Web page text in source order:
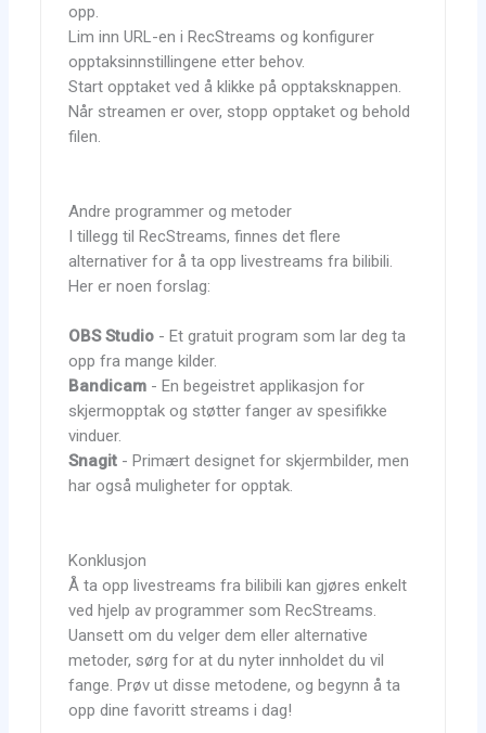
opp.
Lim inn URL-en i RecStreams og konfigurer
opptaksinnstillingene etter behov.
Start opptaket ved å klikke på opptaksknappen.
Når streamen er over, stopp opptaket og behold
filen.
Andre programmer og metoder
I tillegg til RecStreams, finnes det flere
alternativer for å ta opp livestreams fra bilibili.
Her er noen forslag:
OBS Studio - Et gratuit program som lar deg ta
opp fra mange kilder.
Bandicam - En begeistret applikasjon for
skjermopptak og støtter fanger av spesifikke
vinduer.
Snagit - Primært designet for skjermbilder, men
har også muligheter for opptak.
Konklusjon
Å ta opp livestreams fra bilibili kan gjøres enkelt
ved hjelp av programmer som RecStreams.
Uansett om du velger dem eller alternative
metoder, sørg for at du nyter innholdet du vil
fange. Prøv ut disse metodene, og begynn å ta
opp dine favoritt streams i dag!